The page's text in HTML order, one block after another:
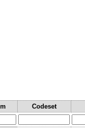
Codeset